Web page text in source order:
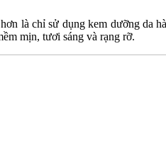
là chỉ sử dụng kem dưỡng
mịn, tươi sáng và rạng rỡ.